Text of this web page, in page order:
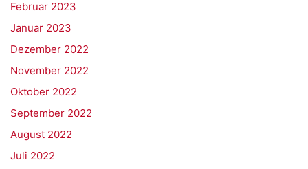
Februar 2023
Januar 2023
Dezember 2022
November 2022
Oktober 2022
September 2022
August 2022
Juli 2022